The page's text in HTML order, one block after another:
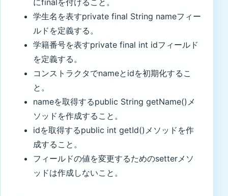
にfinalを付けること。
学生名を表すprivate final String nameフィー
ルドを定義する。
学籍番号を表すprivate final int idフィールド
を定義する。
コンストラクタでnameとidを初期化するこ
と。
nameを取得するpublic String getName()メ
ソッドを作成すること。
idを取得するpublic int getId()メソッドを作
成すること。
フィールドの値を変更するためのsetterメソ
ッドは作成しないこと。